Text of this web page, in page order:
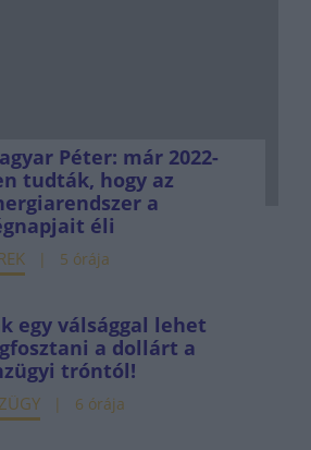
Péter: már 2022-
tudták, hogy az
a
éli
5 órája
egy válsággal lehet
a dollárt a
tróntól!
6 órája